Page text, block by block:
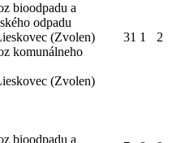
bioodpadu a
odpadu
(Zvolen)
komunálneho
(Zvolen)
31 1 2
bioodpadu a